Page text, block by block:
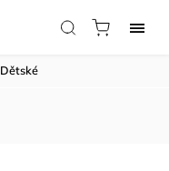
Dětské